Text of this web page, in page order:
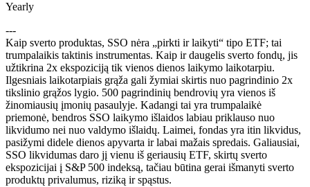
Yearly
---
Kaip sverto produktas, SSO nėra „pirkti ir laikyti“ tipo ETF; tai
trumpalaikis taktinis instrumentas. Kaip ir daugelis sverto fondų, jis
užtikrina 2x ekspoziciją tik vienos dienos laikymo laikotarpiu.
Ilgesniais laikotarpiais grąža gali žymiai skirtis nuo pagrindinio 2x
tikslinio grąžos lygio. 500 pagrindinių bendrovių yra vienos iš
žinomiausių įmonių pasaulyje. Kadangi tai yra trumpalaikė
priemonė, bendros SSO laikymo išlaidos labiau priklauso nuo
likvidumo nei nuo valdymo išlaidų. Laimei, fondas yra itin likvidus,
pasižymi didele dienos apyvarta ir labai mažais spredais. Galiausiai,
SSO likvidumas daro jį vienu iš geriausių ETF, skirtų sverto
ekspozicijai į S&P 500 indeksą, tačiau būtina gerai išmanyti sverto
produktų privalumus, riziką ir spąstus.